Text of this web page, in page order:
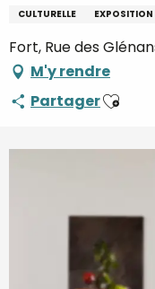
CULTURELLE EXPOSITION
Fort, Rue des
M'y rendre
PartagerAjouter